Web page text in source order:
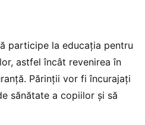
participe la educaţia pentru
astfel încât revenirea în
Părinţii vor fi încurajaţi
sănătate a copiilor şi să